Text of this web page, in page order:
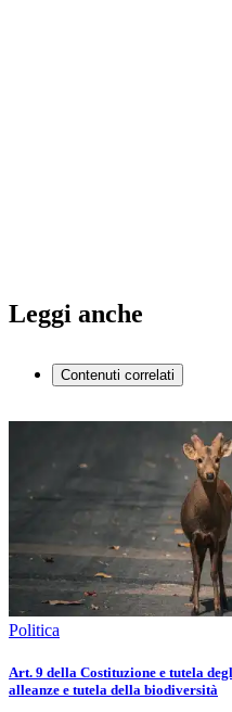
Leggi anche
Contenuti correlati
Politica
Art. 9 della Costituzione e tutela
alleanze e tutela della biodiversità